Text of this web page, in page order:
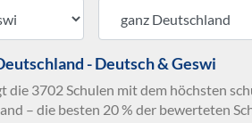
- Deutsch & Geswi
die 3702 Schulen mit dem höchsten
– die besten 20 % der bewerteten